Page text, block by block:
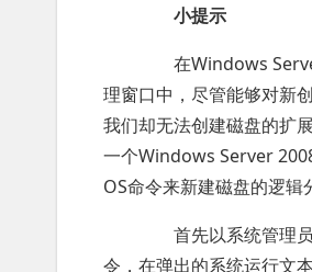
小提示
在Windows Server
理窗口中，尽管能够对新
我们却无法创建磁盘的扩
一个Windows Server
OS命令来新建磁盘的逻辑
首先以系统管理员
令，在弹出的系统运行文